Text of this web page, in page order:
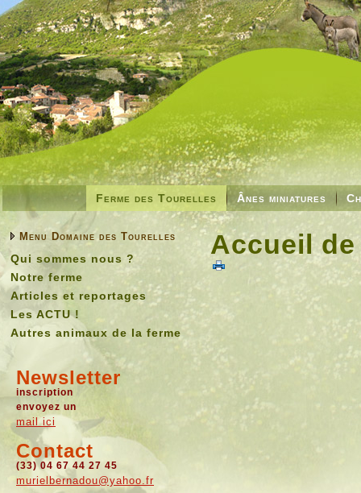
Ferme des Tourelles Ânes miniatures
Menu Domaine des Tourelles
Qui sommes nous ?
Notre ferme
Articles et reportages
Les ACTU !
Autres animaux de la ferme
Newsletter
inscription
envoyez un
mail ici
Contact
(33) 04 67 44 27 45
murielbernadou@yahoo.fr
Accueil de